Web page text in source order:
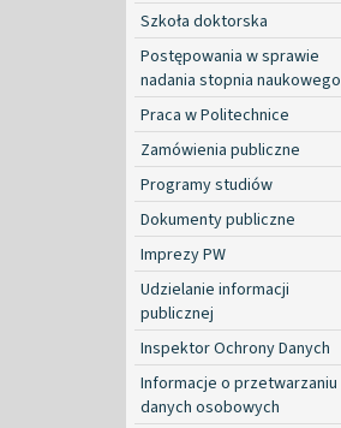
Szkoła doktorska
Postępowania w sprawie
nadania stopnia naukowego
Praca w Politechnice
Zamówienia publiczne
Programy studiów
Dokumenty publiczne
Imprezy PW
Udzielanie informacji
publicznej
Inspektor Ochrony Danych
Informacje o przetwarzaniu
danych osobowych